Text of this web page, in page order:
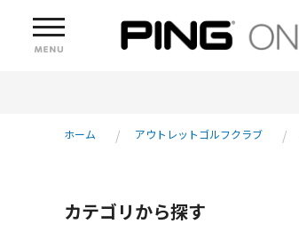
ホーム アウトレットゴルフクラブ
カテゴリから探す